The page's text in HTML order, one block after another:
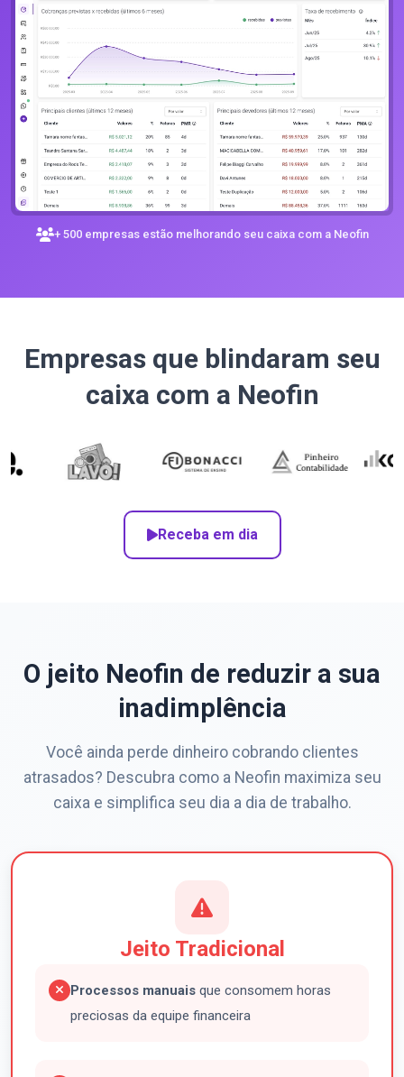
+ 500 empresas estão melhorando seu caixa com a Neofin
Empresas que blindaram seu
caixa com a Neofin
Receba em dia
O jeito Neofin de reduzir a sua
inadimplência
Você ainda perde dinheiro cobrando clientes
atrasados? Descubra como a Neofin maximiza seu
caixa e simplifica seu dia a dia de trabalho.
Jeito Tradicional
Processos manuais que consomem horas
preciosas da equipe financeira